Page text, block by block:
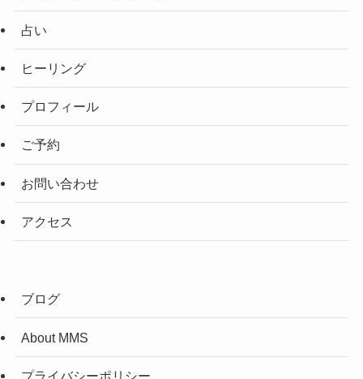
占い
ヒーリング
プロフィール
ご予約
お問い合わせ
アクセス
ブログ
About MMS
プライバシーポリシー